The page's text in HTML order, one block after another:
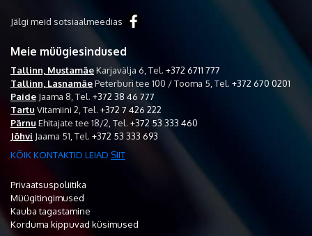
Jälgi meid sotsiaalmeedias
Meie müügiesindused
Tallinn, MustamäeKarjavälja 6, Tel. +372 6711 777
Tallinn, LasnamäePeterburi tee 100 / Tooma 5, Tel. +372 670 0201
Paide Jaama 8, Tel. +372 38 46 777
Tartu Vitamiini 2, Tel. +372 7 426 222
Pärnu Ehitajate tee 18/2, Tel. +372 53 333 460
Jõhvi Jaama 51, Tel. +372 53 333 693
KÕIK KONTAKTID LEIAD SIIT
Privaatsuspoliitika
Müügitingimused
Kauba tagastamine
Korduma kippuvad küsimused